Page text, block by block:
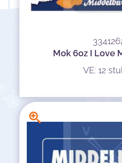
Mok 6oz I Love
VE: 12